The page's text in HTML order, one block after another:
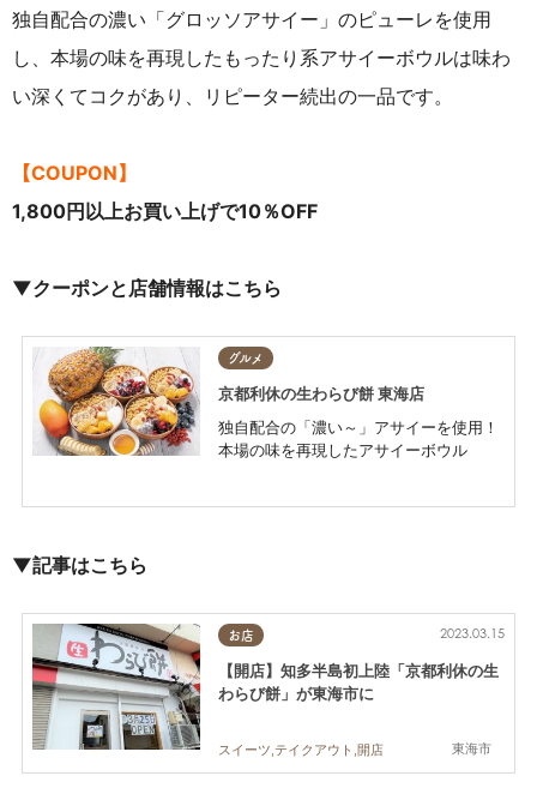
独自配合の濃い「グロッソアサイー」のピューレを使用
し、本場の味を再現したもったり系アサイーボウルは味わ
い深くてコクがあり、リピーター続出の一品です。
【COUPON】
1,800円以上お買い上げで10％OFF
▼クーポンと店舗情報はこちら
グルメ
京都利休の生わらび餅 東海店
独自配合の「濃い～」アサイーを使用！
本場の味を再現したアサイーボウル
▼記事はこちら
お店
東海市
2023.03.15
【開店】知多半島初上陸「京都利休の生
わらび餅」が東海市に
スイーツ,テイクアウト,開店